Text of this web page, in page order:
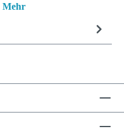
Mehr